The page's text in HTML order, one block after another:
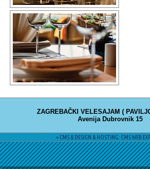
ZAGREBAČKI VELESAJAM (
Avenija Dubrovnik 15
= CMS & DESIGN & HOSTING: CMS WEB